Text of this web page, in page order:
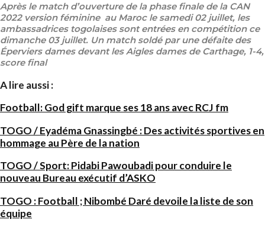
Après le match d’ouverture de la phase finale de la CAN
2022 version féminine au Maroc le samedi 02 juillet, les
ambassadrices togolaises sont entrées en compétition ce
dimanche 03 juillet. Un match soldé par une défaite des
Éperviers dames devant les Aigles dames de Carthage, 1-4,
score final
A lire aussi :
Football: God gift marque ses 18 ans avec RCJ fm
TOGO / Eyadéma Gnassingbé : Des activités sportives en
hommage au Père de la nation
TOGO / Sport: Pidabi Pawoubadi pour conduire le
nouveau Bureau exécutif d’ASKO
TOGO : Football ; Nibombé Daré devoile la liste de son
équipe